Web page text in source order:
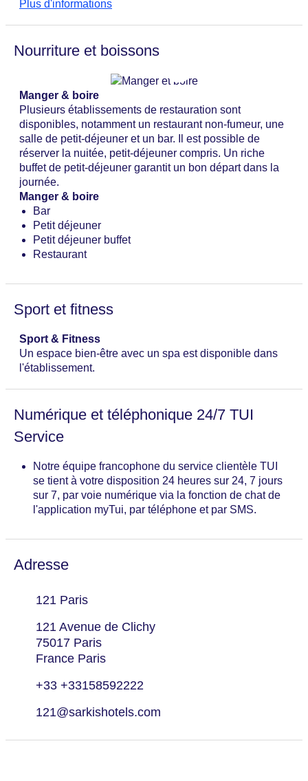
Ascenseur
Nombre d'ascenseurs : 1
Animaux de compagnie
Nombre total d'étages : 5
Nombre total de chambres : 31
Modes de paiement : American Express, Diners
Club , EC Maestro, Mastercard, Visa
Catégorie nationale : 3 étoiles
Plus d'informations
Nourriture et boissons
Manger & boire
Plusieurs établissements de restauration sont
disponibles, notamment un restaurant non-fumeur, une
salle de petit-déjeuner et un bar. Il est possible de
réserver la nuitée, petit-déjeuner compris. Un riche
buffet de petit-déjeuner garantit un bon départ dans la
journée.
Manger & boire
Bar
Petit déjeuner
Petit déjeuner buffet
Restaurant
Sport et fitness
Sport & Fitness
Un espace bien-être avec un spa est disponible dans
l'établissement.
Numérique et téléphonique 24/7 TUI
Service
Notre équipe francophone du service clientèle TUI
se tient à votre disposition 24 heures sur 24, 7 jours
sur 7, par voie numérique via la fonction de chat de
l'application myTui, par téléphone et par SMS.
Adresse
121 Paris
121 Avenue de Clichy
75017 Paris
France Paris
+33 +33158592222
121@sarkishotels.com